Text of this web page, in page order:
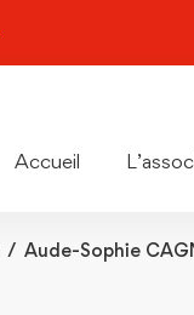
Accueil
Aude-Sophie